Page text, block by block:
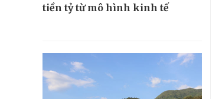
tiền tỷ từ mô hình kinh tế